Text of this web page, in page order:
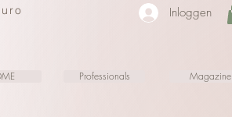
Inloggen
Professionals Magazine